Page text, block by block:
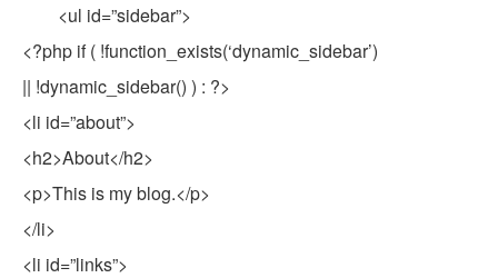
<ul id=”sidebar”>
<?php if ( !function_exists(‘dynamic_sidebar’)
|| !dynamic_sidebar() ) : ?>
<li id=”about”>
<h2>About</h2>
<p>This is my blog.</p>
</li>
<li id=”links”>